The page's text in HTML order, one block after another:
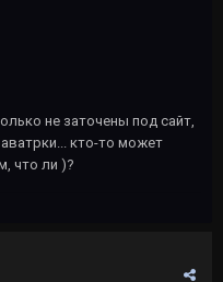
не заточены под сайт,
кто-то может
что ли )?